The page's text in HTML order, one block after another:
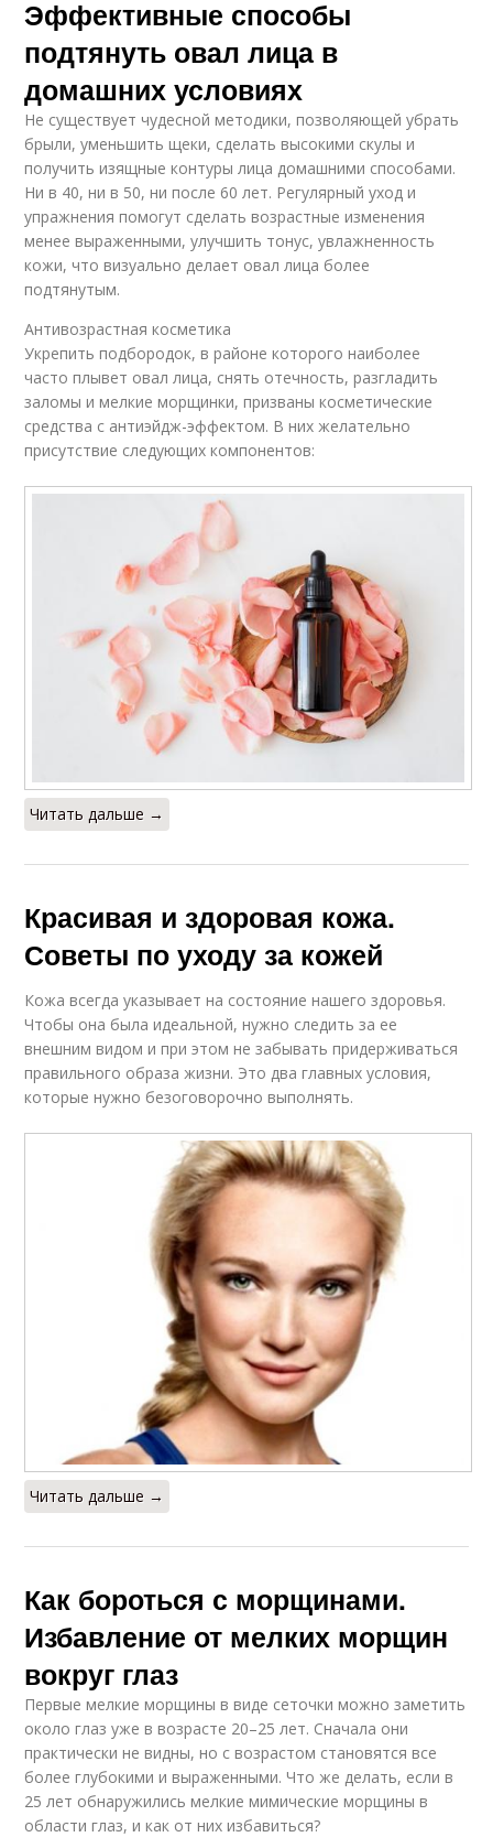
Эффективные способы
подтянуть овал лица в
домашних условиях
Не существует чудесной методики, позволяющей убрать
брыли, уменьшить щеки, сделать высокими скулы и
получить изящные контуры лица домашними способами.
Ни в 40, ни в 50, ни после 60 лет. Регулярный уход и
упражнения помогут сделать возрастные изменения
менее выраженными, улучшить тонус, увлажненность
кожи, что визуально делает овал лица более
подтянутым.
Антивозрастная косметика
Укрепить подбородок, в районе которого наиболее
часто плывет овал лица, снять отечность, разгладить
заломы и мелкие морщинки, призваны косметические
средства с антиэйдж-эффектом. В них желательно
присутствие следующих компонентов:
Читать дальше →
Красивая и здоровая кожа.
Советы по уходу за кожей
Кожа всегда указывает на состояние нашего здоровья.
Чтобы она была идеальной, нужно следить за ее
внешним видом и при этом не забывать придерживаться
правильного образа жизни. Это два главных условия,
которые нужно безоговорочно выполнять.
Читать дальше →
Как бороться с морщинами.
Избавление от мелких морщин
вокруг глаз
Первые мелкие морщины в виде сеточки можно заметить
около глаз уже в возрасте 20–25 лет. Сначала они
практически не видны, но с возрастом становятся все
более глубокими и выраженными. Что же делать, если в
25 лет обнаружились мелкие мимические морщины в
области глаз, и как от них избавиться?